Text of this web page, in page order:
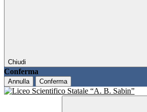
Chiudi
Conferma
Annulla Conferma